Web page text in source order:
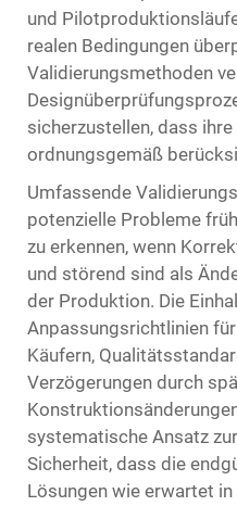
und
realen Bedingungen
Validierungsmethoden
sicherzustellen, dass
ordnungsgemäß
Umfassende
potenzielle Probleme
zu erkennen, wenn
und störend sind als
der Produktion. Die
Anpassungsrichtlinien
Käufern,
Verzögerungen durch
systematische Ansatz
Sicherheit, dass die
Lösungen wie erwartet